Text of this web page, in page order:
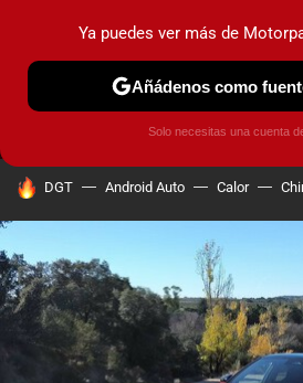
MENÚ
COCHES ELÉCTRICOS
HOY SE HABLA DE
DGT Android Auto Calor
Ya puedes ver más de
Añádenos como
Solo necesitas una cuenta